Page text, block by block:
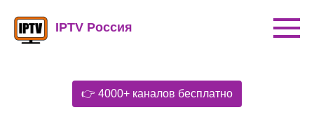
контенту
IPTV Россия
👉 4000+ каналов бесплатно